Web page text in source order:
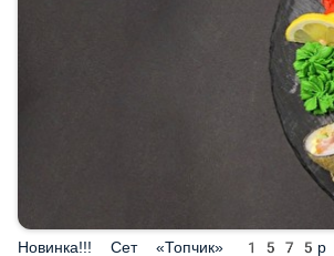
Новинка!!! Сет «Топчик» 1575р